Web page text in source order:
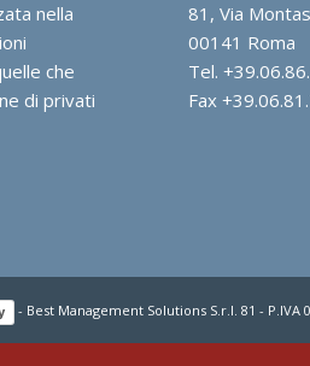
nella
che
di privati
81, Via
00141 Roma
Tel.
Fax
- Best Management Solutions S.r.l. 81 - P.IVA